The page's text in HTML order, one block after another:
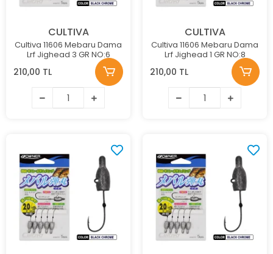
CULTIVA
Cultiva 11606 Mebaru Dama
Lrf Jighead 3 GR NO:6
210,00 TL
CULTIVA
Cultiva 11606 Mebaru Dama
Lrf Jighead 1 GR NO:8
210,00 TL